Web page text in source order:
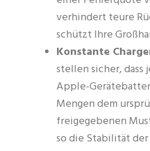
verhindert teure
schützt Ihre
Konstante
stellen sicher, dass
Apple-
Mengen dem
freigegebenen
so die Stabilität